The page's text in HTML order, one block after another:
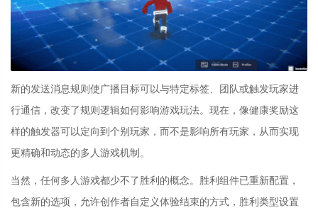
新的发送消息规则使广播目标可以与特定标签、团队或触发玩家进
行通信，改变了规则逻辑如何影响游戏玩法。现在，像健康奖励这
样的触发器可以定向到个别玩家，而不是影响所有玩家，从而实现
更精确和动态的多人游戏机制。
当然，任何多人游戏都少不了胜利的概念。 胜利组件已重新配置，
包含新的选项，允许创作者自定义体验结束的方式， 胜利类型设置